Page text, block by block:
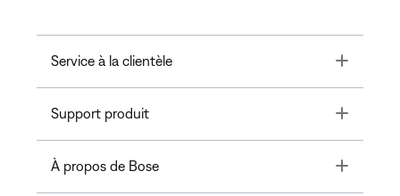
Service à la clientèle Toggle
Support produit Toggle
À propos de Bose Toggle